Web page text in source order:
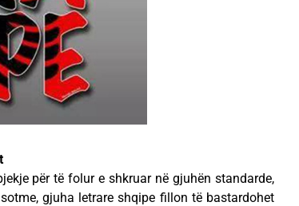
për të folur e shkruar në gjuhën standarde,
gjuha letrare shqipe fillon të bastardohet